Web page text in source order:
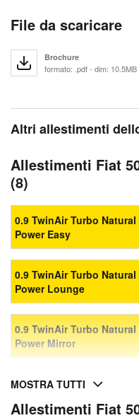
File da scaricare
Brochure
formato: .pdf - dim: 10.5MB
Altri allestimenti
Allestimenti Fiat
(8)
0.9 TwinAir Turbo Natural
Power Easy
0.9 TwinAir Turbo Natural
Power Lounge
0.9 TwinAir Turbo Natural
Power Mirror
MOSTRA TUTTI
Allestimenti Fiat